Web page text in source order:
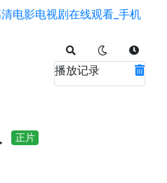
播放记录
正片